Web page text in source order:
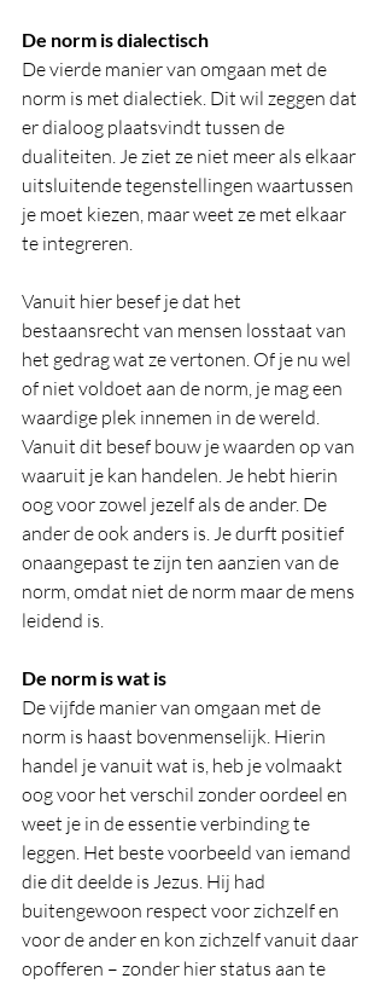
De norm is dialectisch
De vierde manier van omgaan met de
norm is met dialectiek. Dit wil zeggen dat
er dialoog plaatsvindt tussen de
dualiteiten. Je ziet ze niet meer als elkaar
uitsluitende tegenstellingen waartussen
je moet kiezen, maar weet ze met elkaar
te integreren.
Vanuit hier besef je dat het
bestaansrecht van mensen losstaat van
het gedrag wat ze vertonen. Of je nu wel
of niet voldoet aan de norm, je mag een
waardige plek innemen in de wereld.
Vanuit dit besef bouw je waarden op van
waaruit je kan handelen. Je hebt hierin
oog voor zowel jezelf als de ander. De
ander de ook anders is. Je durft positief
onaangepast te zijn ten aanzien van de
norm, omdat niet de norm maar de mens
leidend is.
De norm is wat is
De vijfde manier van omgaan met de
norm is haast bovenmenselijk. Hierin
handel je vanuit wat is, heb je volmaakt
oog voor het verschil zonder oordeel en
weet je in de essentie verbinding te
leggen. Het beste voorbeeld van iemand
die dit deelde is Jezus. Hij had
buitengewoon respect voor zichzelf en
voor de ander en kon zichzelf vanuit daar
opofferen – zonder hier status aan te